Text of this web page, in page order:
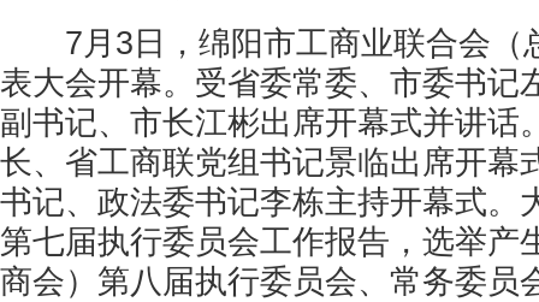
7月3日，绵阳市工商业联合会（
表大会开幕。受省委常委、市委书记
副书记、市长江彬出席开幕式并讲话
长、省工商联党组书记景临出席开幕
书记、政法委书记李栋主持开幕式。
第七届执行委员会工作报告，选举产
商会）第八届执行委员会、常务委员